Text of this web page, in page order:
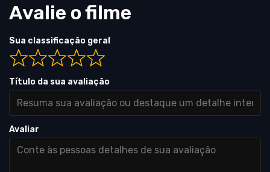
Avalie o filme
Sua classificação geral
Título da sua avaliação
Avaliar